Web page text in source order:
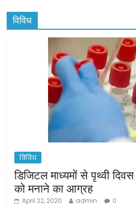
विविध
विविध
डिजिटल माध्यमों से पृथ्वी
को मनाने का आग्रह
April 22, 2020 admin 0